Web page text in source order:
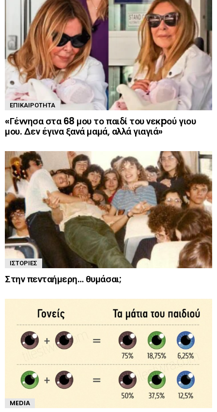
ΕΠΙΚΑΙΡΌΤΗΤΑ
«Γέννησα στα 68 μου το παιδί του νεκpού γιου
μου. Δεν έγινα ξανά μαμά, αλλά γιαγιά»
ΙΣΤΟΡΊΕΣ
Στην πενταήμερη… θυμάσαι;
MEDIA